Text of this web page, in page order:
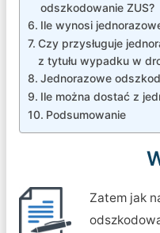
odszkodowanie ZUS?
Ile wynosi
Czy przysługuje
z tytułu wypadku w
Jednorazowe
Ile można dostać z
Podsumowanie
Zatem jak